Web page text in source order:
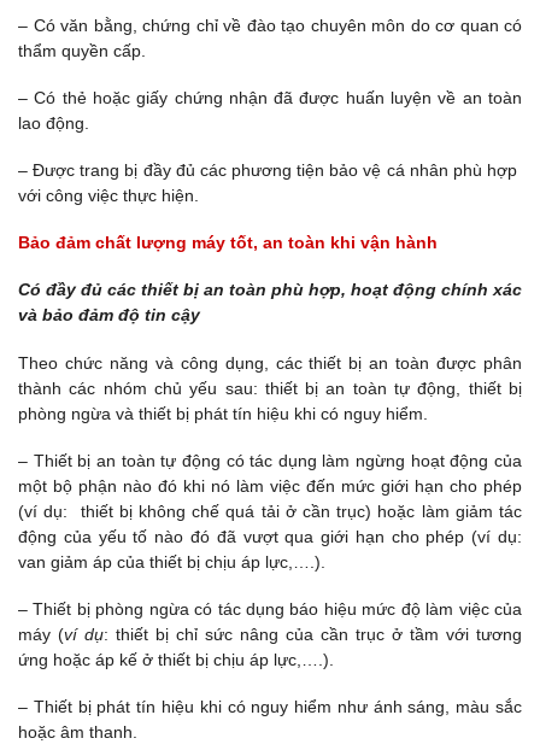
– Có văn bằng, chứng chỉ về đào tạo chuyên môn do cơ quan có
thẩm quyền cấp.
– Có thẻ hoặc giấy chứng nhận đã được huấn luyện về an toàn
lao động.
– Được trang bị đầy đủ các phương tiện bảo vệ cá nhân phù hợp
với công việc thực hiện.
Bảo đảm chất lượng máy tốt, an toàn khi vận hành
Có đầy đủ các thiết bị an toàn phù hợp, hoạt động chính xác
và bảo đảm độ tin cậy
Theo chức năng và công dụng, các thiết bị an toàn được phân
thành các nhóm chủ yếu sau: thiết bị an toàn tự động, thiết bị
phòng ngừa và thiết bị phát tín hiệu khi có nguy hiểm.
– Thiết bị an toàn tự động có tác dụng làm ngừng hoạt động của
một bộ phận nào đó khi nó làm việc đến mức giới hạn cho phép
(ví dụ: thiết bị không chế quá tải ở cần trục) hoặc làm giảm tác
động của yếu tố nào đó đã vượt qua giới hạn cho phép (ví dụ:
van giảm áp của thiết bị chịu áp lực,….).
– Thiết bị phòng ngừa có tác dụng báo hiệu mức độ làm việc của
máy (ví dụ: thiết bị chỉ sức nâng của cần trục ở tầm với tương
ứng hoặc áp kế ở thiết bị chịu áp lực,….).
– Thiết bị phát tín hiệu khi có nguy hiểm như ánh sáng, màu sắc
hoặc âm thanh.